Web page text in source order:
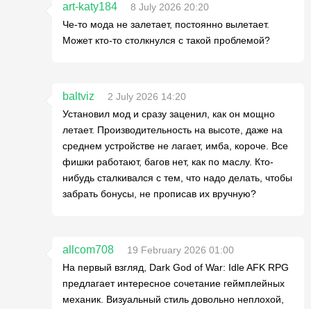
art-katy184
8 July 2026 20:20
Че-то мода не залетает, постоянно вылетает.
Может кто-то столкнулся с такой проблемой?
baltviz
2 July 2026 14:20
Установил мод и сразу заценил, как он мощно
летает. Производительность на высоте, даже на
среднем устройстве не лагает, имба, короче. Все
фишки работают, багов нет, как по маслу. Кто-
нибудь сталкивался с тем, что надо делать, чтобы
забрать бонусы, не прописав их вручную?
allcom708
19 February 2026 01:00
На первый взгляд, Dark God of War: Idle AFK RPG
предлагает интересное сочетание геймплейных
механик. Визуальный стиль довольно неплохой,